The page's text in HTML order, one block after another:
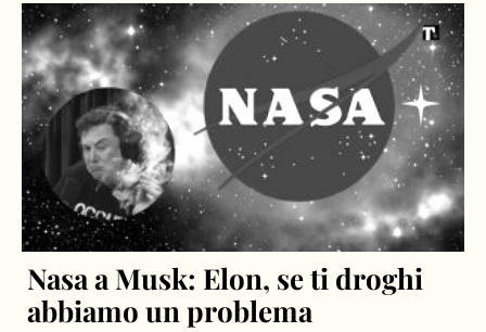
Nasa a Musk: Elon, se ti droghi
abbiamo un problema